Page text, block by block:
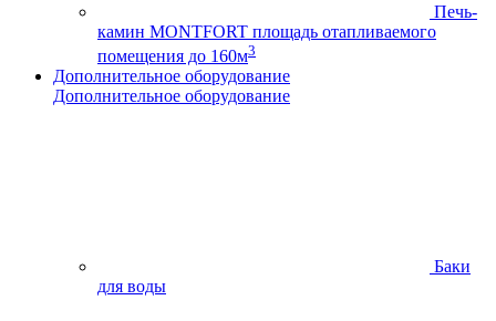
Печь-
камин MONTFORT площадь отапливаемого
помещения до 160м3
Дополнительное оборудование
Дополнительное оборудование
Баки
для воды